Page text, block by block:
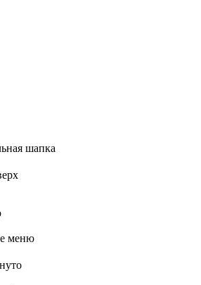
шапка
меню